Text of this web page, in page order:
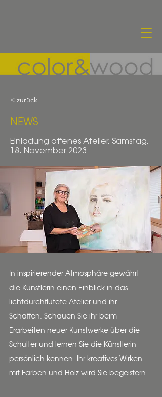
< zurück
NEWS
Einladung offenes Atelier, Samstag,
18. November 2023
In inspirierender Atmosphäre gewährt
die Künstlerin einen Einblick in das
lichtdurchflutete Atelier und ihr
Schaffen. Schauen Sie ihr beim
Erarbeiten neuer Kunstwerke über die
Schulter und lernen Sie die Künstlerin
persönlich kennen. Ihr kreatives Wirken
mit Farben und Holz wird Sie begeistern.